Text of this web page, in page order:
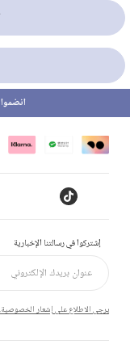
إشتركوا في رسالتنا الإخبارية
يرجى الاطلاع على إشعار الخصوصية.